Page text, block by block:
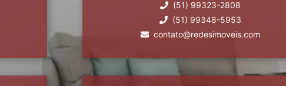
(51) 99323-2808
(51) 99348-5953
contato@redesimoveis.com